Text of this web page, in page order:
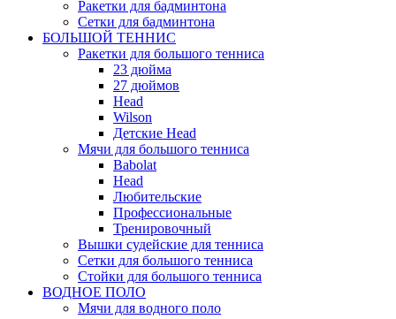
Ракетки для бадминтона
Сетки для бадминтона
БОЛЬШОЙ ТЕННИС
Ракетки для большого тенниса
23 дюйма
27 дюймов
Head
Wilson
Детские Head
Мячи для большого тенниса
Babolat
Head
Любительские
Профессиональные
Тренировочный
Вышки судейские для тенниса
Сетки для большого тенниса
Стойки для большого тенниса
ВОДНОЕ ПОЛО
Мячи для водного поло